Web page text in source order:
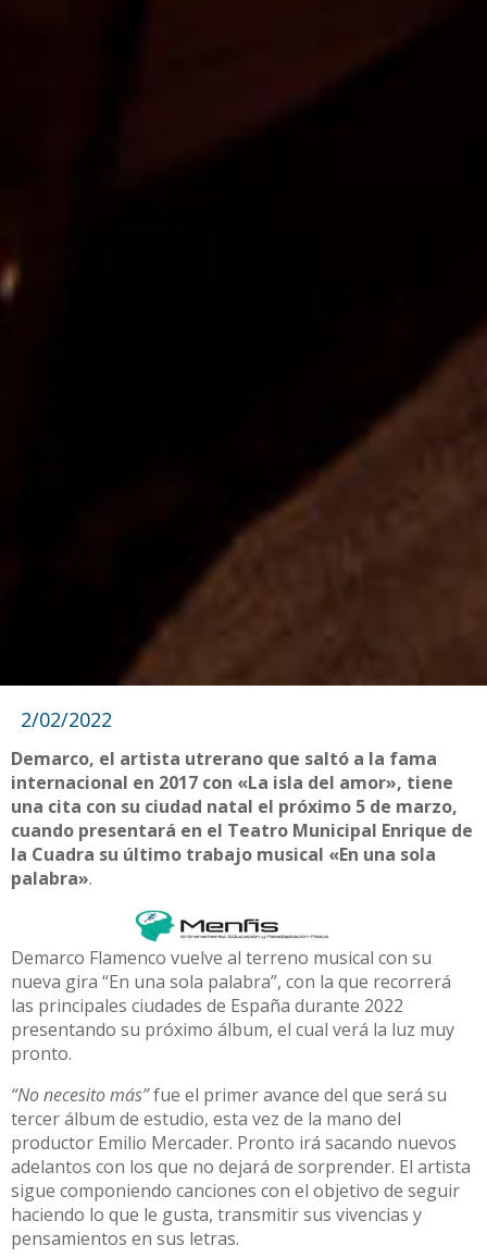
2/02/2022
Demarco, el artista utrerano que saltó a la fama
internacional en 2017 con «La isla del amor», tiene
una cita con su ciudad natal el próximo 5 de marzo,
cuando presentará en el Teatro Municipal Enrique de
la Cuadra su último trabajo musical «En una sola
palabra».
Demarco Flamenco vuelve al terreno musical con su
nueva gira “En una sola palabra”, con la que recorrerá
las principales ciudades de España durante 2022
presentando su próximo álbum, el cual verá la luz muy
pronto.
“No necesito más”fue el primer avance del que será su
tercer álbum de estudio, esta vez de la mano del
productor Emilio Mercader. Pronto irá sacando nuevos
adelantos con los que no dejará de sorprender. El artista
sigue componiendo canciones con el objetivo de seguir
haciendo lo que le gusta, transmitir sus vivencias y
pensamientos en sus letras.